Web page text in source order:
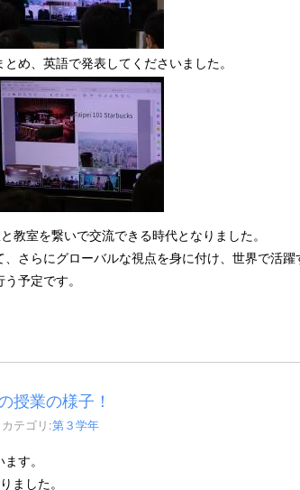
め、英語で発表してくださいました。
教室を繋いで交流できる時代となりました。
さらにグローバルな視点を身に付け、世界で活躍
予定です。
授業の様子！
テゴリ:第３学年
す。
ました。